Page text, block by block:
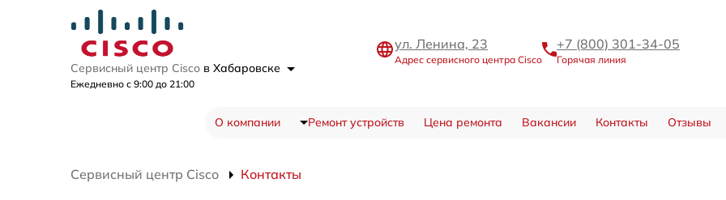
Сервисный центр Cisco в Хабаровске
Ежедневно с 9:00 до 21:00
ул. Ленина, 23
Адрес сервисного центра Cisco
+7 (800) 301-34-05
Горячая линия
О компании Ремонт устройств Цена ремонта Вакансии Контакты Отзывы
Сервисный центр Cisco Контакты